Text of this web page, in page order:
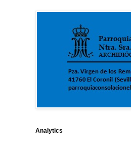
Analytics